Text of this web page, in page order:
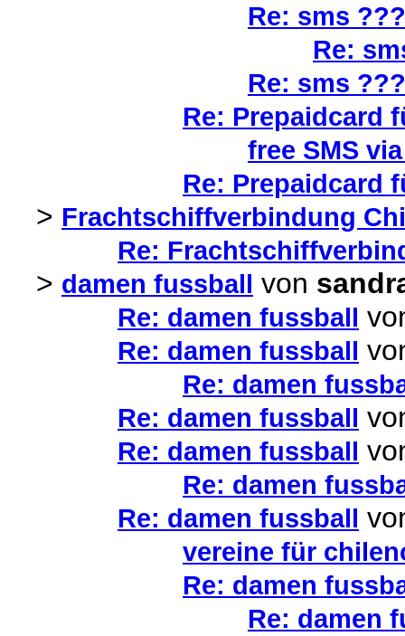
Re: sms
Re:
Re: sms
Re: Prepaidcard
free SMS
Re: Prepaidcard
> Frachtschiffverbindung
Re:
> damen fussball von
Re: damen fussball
Re: damen fussball
Re: damen
Re: damen fussball
Re: damen fussball
Re: damen
Re: damen fussball
vereine für
Re: damen
Re: damen